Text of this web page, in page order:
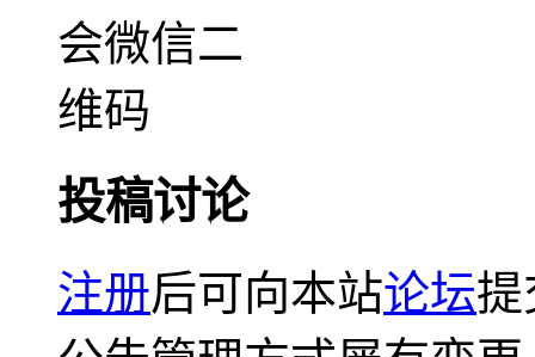
投稿讨论
注册后可向本站论坛提